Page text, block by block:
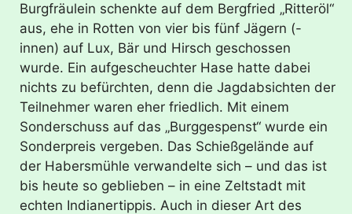
Burgfräulein schenkte auf dem Bergfried „Ritteröl“
aus, ehe in Rotten von vier bis fünf Jägern (-
innen) auf Lux, Bär und Hirsch geschossen
wurde. Ein aufgescheuchter Hase hatte dabei
nichts zu befürchten, denn die Jagdabsichten der
Teilnehmer waren eher friedlich. Mit einem
Sonderschuss auf das „Burggespenst“ wurde ein
Sonderpreis vergeben. Das Schießgelände auf
der Habersmühle verwandelte sich – und das ist
bis heute so geblieben – in eine Zeltstadt mit
echten Indianertippis. Auch in dieser Art des